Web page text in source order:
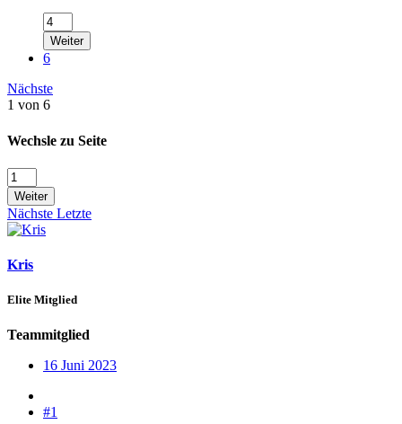
Weiter
6
Nächste
1 von 6
Wechsle zu Seite
Weiter
Nächste Letzte
Kris
Elite Mitglied
Teammitglied
16 Juni 2023
#1